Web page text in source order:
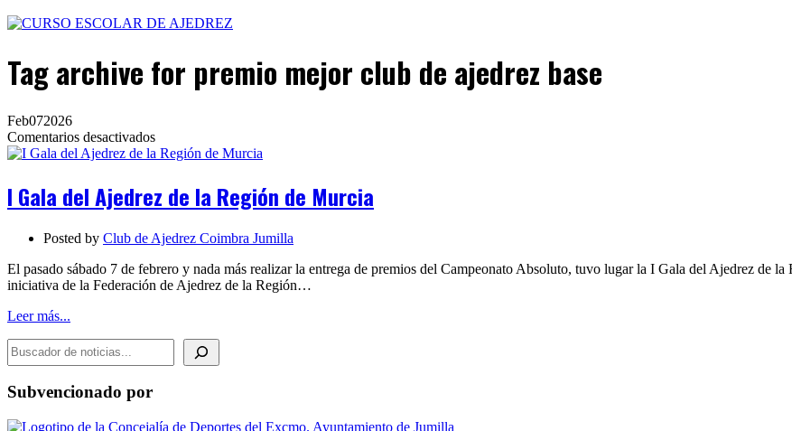
Tag archive for premio mejor club de ajedrez base
Feb072026
Comentarios desactivadosen
I
Ajedrez
la
Región
de
Murcia
I Gala del Ajedrez de la Región de Murcia
Posted by Club de Ajedrez Coimbra Jumilla
El pasado sábado 7 de febrero y nada más realizar la entrega de premios del Campeonato Absoluto, tuvo lugar la I Gala del Ajedrez de
iniciativa de la Federación de Ajedrez de la Región…
Leer más...
BUSCADOR DE NOTICIAS
Subvencionado por